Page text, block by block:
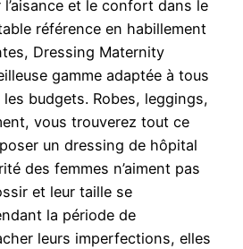
et le confort dans le
référence en habillement
Dressing Maternity
gamme adaptée à tous
budgets. Robes, leggings,
vous trouverez tout ce
un dressing de hôpital
des femmes n’aiment pas
et leur taille se
la période de
leurs imperfections, elles